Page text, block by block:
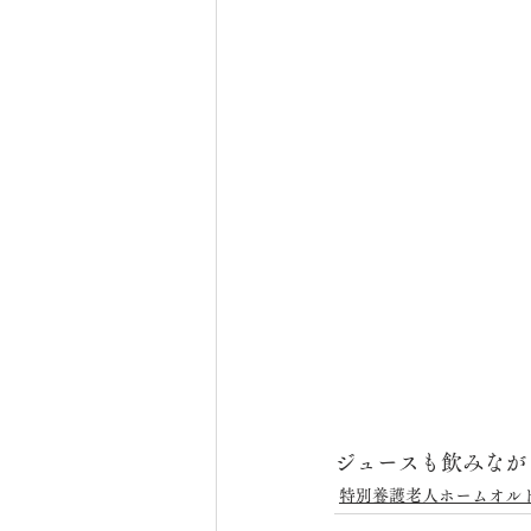
ジュースも飲みなが
特別養護老人ホームオル